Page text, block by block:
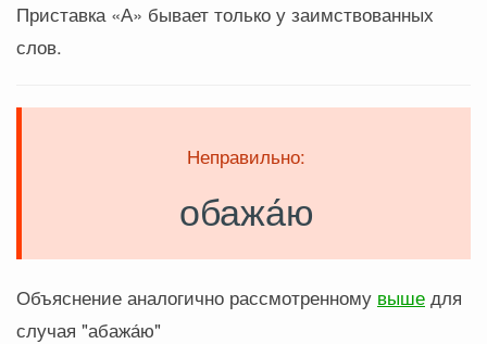
Приставка «А» бывает только у заимствованных
слов.
Неправильно:
обажа́ю
Объяснение аналогично рассмотренному выше для
случая "абажа́ю"